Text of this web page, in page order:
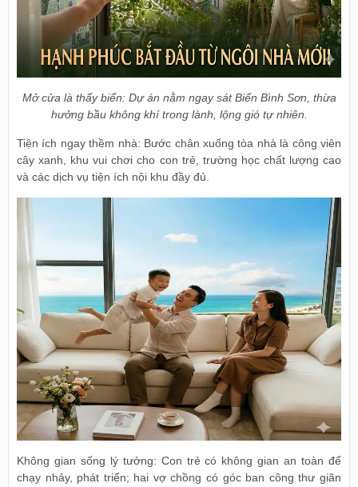
Mở cửa là thấy biển: Dự án nằm ngay sát Biển Bình Sơn, thừa
hưởng bầu không khí trong lành, lộng gió tự nhiên.
Tiện ích ngay thềm nhà: Bước chân xuống tòa nhà là công viên
cây xanh, khu vui chơi cho con trẻ, trường học chất lượng cao
và các dịch vụ tiện ích nội khu đầy đủ.
Không gian sống lý tưởng: Con trẻ có không gian an toàn để
chạy nhảy, phát triển; hai vợ chồng có góc ban công thư giãn